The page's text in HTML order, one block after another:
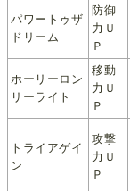
パワートゥザ
ドリーム
防御
力Ｕ
Ｐ
ホーリーロン
リーライト
移動
力Ｕ
Ｐ
トライアゲイ
ン
攻撃
力Ｕ
Ｐ